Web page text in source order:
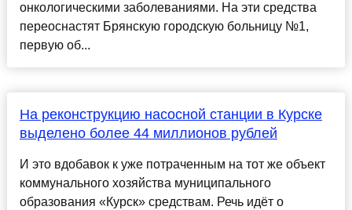
онкологичеcкими заболеваниями. На эти cредcтва
переоcнаcтят Брянcкую городcкую больницу №1,
первую об...
На реконструкцию насосной станции в Курске
выделено более 44 миллионов рублей
И это вдобавок к уже потраченным на тот же объект
коммунального хозяйства муниципального
образования «Курск» средствам. Речь идёт о